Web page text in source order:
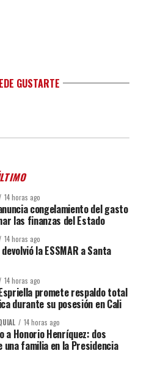
GUSTARTE
14 horas ago
congelamiento del gasto
las finanzas del Estado
14 horas ago
la ESSMAR a Santa
14 horas ago
promete respaldo total
durante su posesión en Cali
14 horas ago
a Honorio Henríquez: dos
una familia en la Presidencia